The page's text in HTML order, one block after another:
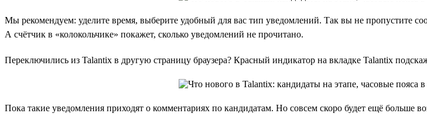
Мы рекомендуем: уделите время, выберите удобный для вас тип уведомлений. Так вы не пропустите
А счётчик в «колокольчике» покажет, сколько уведомлений не прочитано.
Переключились из Talantix в другую страницу браузера? Красный индикатор на вкладке Talantix
Пока такие уведомления приходят о комментариях по кандидатам. Но совсем скоро будет ещё больше